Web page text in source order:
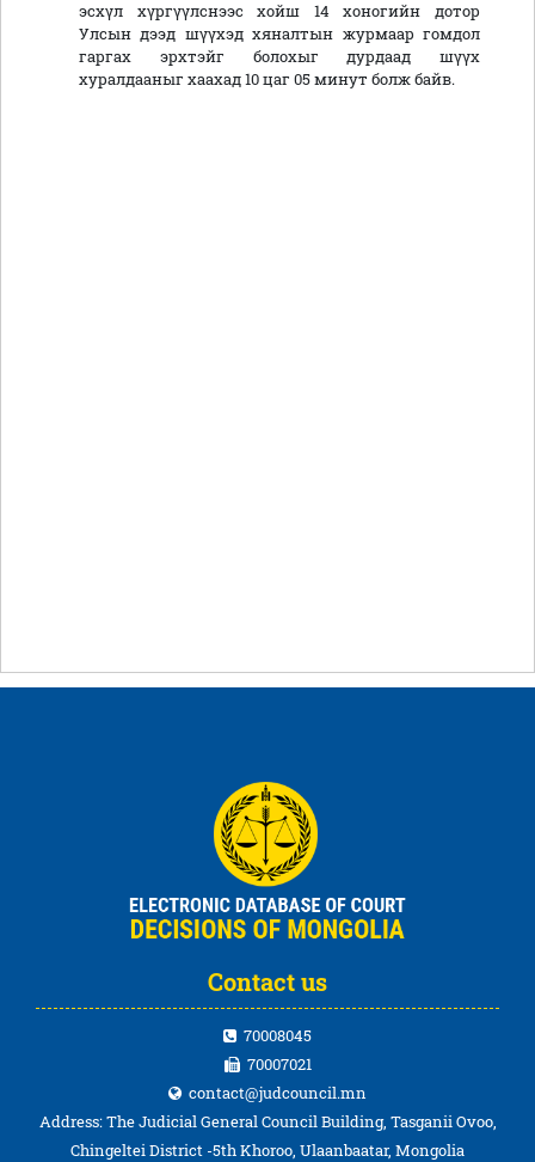
эсхүл хүргүүлснээс хойш 14 хоногийн дотор
Улсын дээд шүүхэд хяналтын журмаар гомдол
гаргах эрхтэйг болохыг дурдаад шүүх
хуралдааныг хаахад 10 цаг 05 минут болж байв.
Contact us
70008045
70007021
contact@judcouncil.mn
Address: The Judicial General Council Building, Tasganii Ovoo,
Chingeltei District -5th Khoroo, Ulaanbaatar, Mongolia